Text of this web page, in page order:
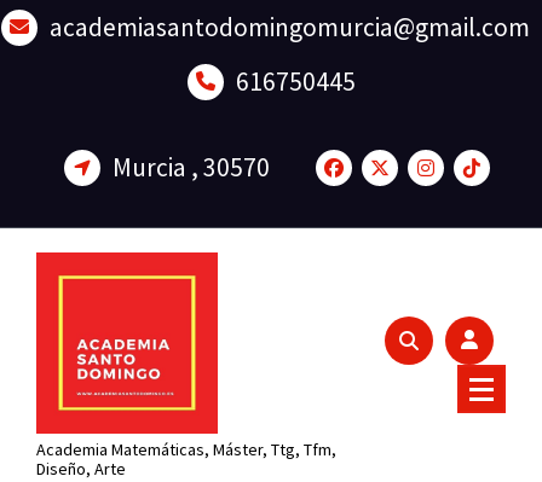
Saltar
al
academiasantodomingomurcia@gmail.com
616750445
Murcia , 30570
Academia Matemáticas, Máster, Ttg, Tfm,
Diseño, Arte